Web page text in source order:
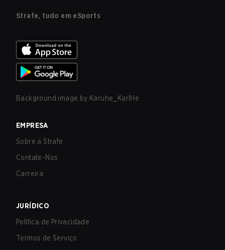
Strafe, tudo em eSports
Background image by Karuhe_KarlHe
EMPRESA
Sobre a Strafe
Contate-Nos
Carreira
JURÍDICO
Política de Privacidade
Termos de Serviço